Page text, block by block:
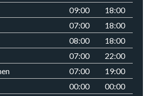
09:00
18:00
07:00
18:00
08:00
18:00
07:00
22:00
07:00
19:00
00:00
00:00